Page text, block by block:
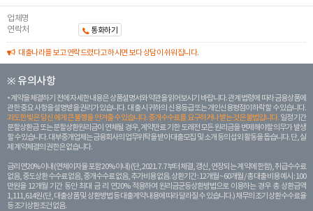
업체명
연락처
통화하기
대출나라를 보고 연락드렸다고 하시면 보다 상담이 쉬워집니다.
※ 유의사항
계약을 체결하기 전에 자세한 내용은 상품설명서와 약관을 읽어보시기 바랍니다. 관계 법령에 따라 금융상품에
관한 중요 사항을 설명받을 권리가 있습니다. 대 출 시 귀하의 신용등급 또는 개인신용평점이 하락할 수 있습니다.
과도한 빚은 당신 에게 큰 불행을 안겨줄 수 있습니다. 중개수수료를 요구하거나 받는 것은 불법입니다. 일정 기간
분할상환금 또는 분할상환원리금이 연체될 경우, 계약만료 기한 도래전 모든 원리금을 변제해야할 의무가 발생
할 수 있습니다. 대부중개업체는 금융회사의 업무위탁을 받아 대출모집 및 소개 등의 섭외 활동을 돕습니다. 단, 실
제 계약체결의 권한은 없습니다.
금리 연20% 이내 (연체이자율 포함 20% 이내) (단, 2021. 7. 7부터 체결, 갱신, 연장되는 계 약에 한함), 취급수수료
없음, 중도상환 수수료 없음, 중개수수료 없음, 추가비용 없음. 상환기간 : 12개월 ~ 60개월 / 총 대출 비용 예시 : 100
만원을 12개월 기간 동안 최대 금 리 연20% 적용하여 원리금균등상환방법으로 이용하는 경우 총 상환금액
1,111,614원 (단, 대출상품 및 상환방법 등 대출계약 내용에 따라 달라질 수 있습니다.) 채무의 조기 상환수수료율
등 조기상환조건 없음.